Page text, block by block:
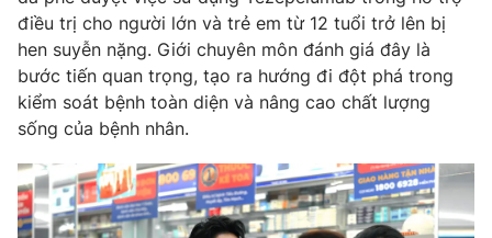
VTV Money VTV Thể thao
VTV Sức khoẻ Bất động sản
Thị trường 24h Tấm lòng Việt
VTV4 Vươn mình bằng AI
điều trị cho người lớn và trẻ em từ 12 tuổi trở lên bị
hen suyễn nặng. Giới chuyên môn đánh giá đây là
bước tiến quan trọng, tạo ra hướng đi đột phá trong
kiểm soát bệnh toàn diện và nâng cao chất lượng
sống của bệnh nhân.